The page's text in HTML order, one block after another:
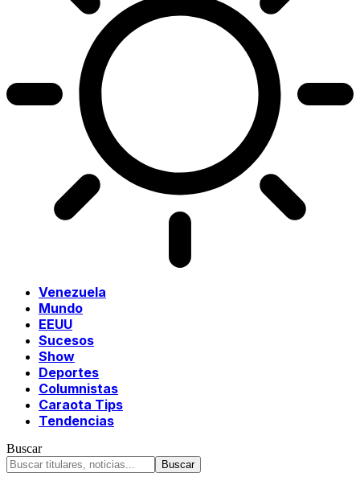
Venezuela
Mundo
EEUU
Sucesos
Show
Deportes
Columnistas
Caraota Tips
Tendencias
Buscar